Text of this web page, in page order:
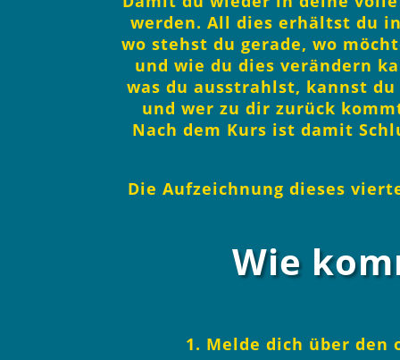
werden. All dies erhältst du
wo stehst du gerade, wo
und wie du dies verändern
was du ausstrahlst, kannst
und wer zu dir zurück
Nach dem Kurs ist damit
Die Aufzeichnung dieses
Wie
1. Melde dich über den